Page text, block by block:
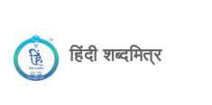
हिंदी शब्दमित्र